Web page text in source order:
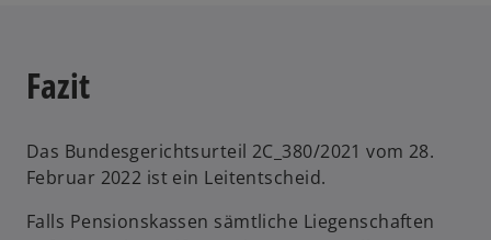
Fazit
Das Bundesgerichtsurteil 2C_380/2021 vom 28.
Februar 2022 ist ein Leitentscheid.
Falls Pensionskassen sämtliche Liegenschaften